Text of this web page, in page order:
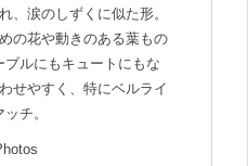
、涙のしずくに似た形。
の花や動きのある葉もの
ルにもキュートにもな
せやすく、特にベルライ
チ。